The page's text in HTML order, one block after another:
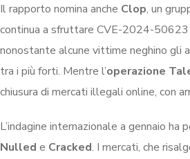
Il rapporto nomina anche Clop, un
continua a sfruttare CVE-2024-
nonostante alcune vittime neghino gli
tra i più forti. Mentre l’operazione
chiusura di mercati illegali online, con
L’indagine internazionale a gennaio ha
Nulled e Cracked. I mercati, che